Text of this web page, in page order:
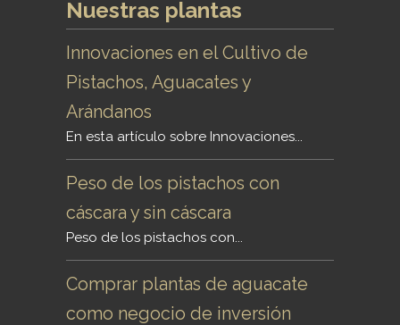
Nuestras plantas
Innovaciones en el Cultivo de
Pistachos, Aguacates y
Arándanos
En esta artículo sobre Innovaciones...
Peso de los pistachos con
cáscara y sin cáscara
Peso de los pistachos con...
Comprar plantas de aguacate
como negocio de inversión